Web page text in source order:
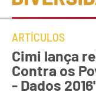
ARTÍCULOS
Cimi lança
Contra os
- Dados 2016'